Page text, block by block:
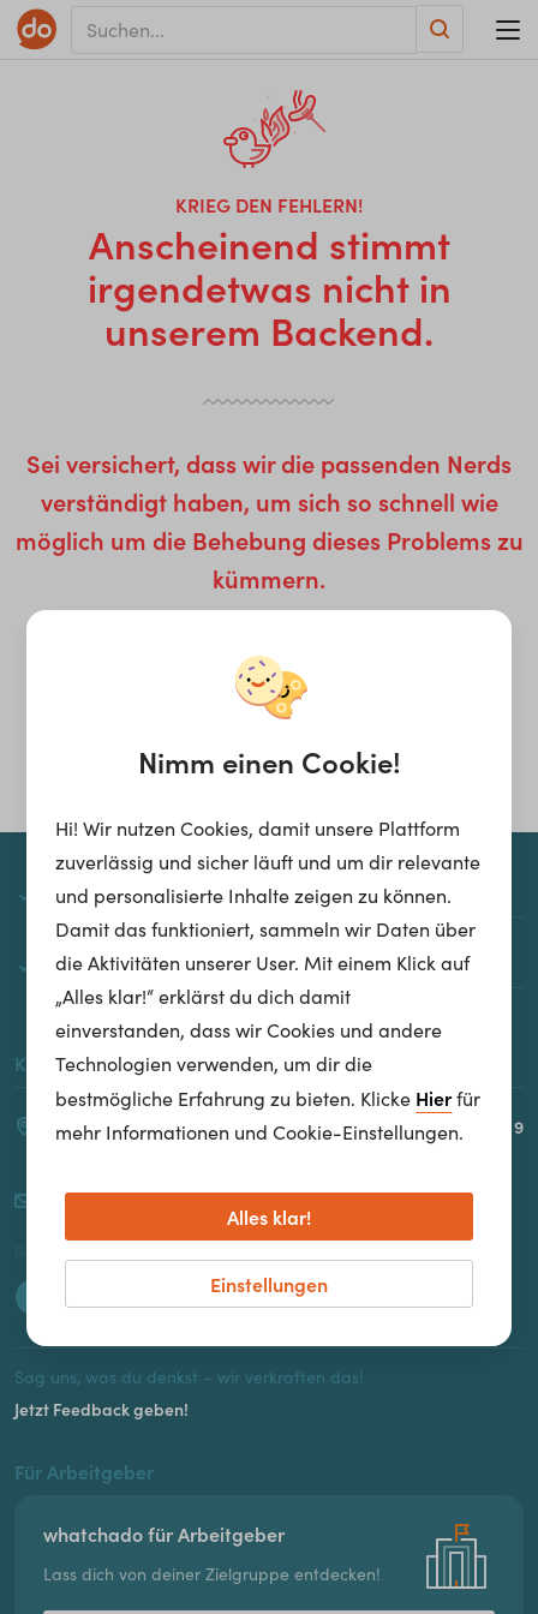
KRIEG DEN FEHLERN!
Anscheinend stimmt
irgendetwas nicht in
unserem Backend.
Sei versichert, dass wir die passenden Nerds
verständigt haben, um sich so schnell wie
möglich um die Behebung dieses Problems zu
kümmern.
whatchado
Über whatchado
Kontakt
Spaces Icon | Gertrude-Fröhlich-Sandner Straße 2-4, Turm 9
hi@whatchado.com
Sag uns, was du denkst – wir verkraften das!
Jetzt Feedback geben!
Für Arbeitgeber
whatchado für Arbeitgeber
Lass dich von deiner Zielgruppe entdecken!
Nimm einen Cookie!
Hi! Wir nutzen Cookies, damit unsere Plattform
zuverlässig und sicher läuft und um dir relevante
und personalisierte Inhalte zeigen zu können.
Damit das funktioniert, sammeln wir Daten über
die Aktivitäten unserer User. Mit einem Klick auf
„Alles klar!“ erklärst du dich damit
einverstanden, dass wir Cookies und andere
Technologien verwenden, um dir die
bestmögliche Erfahrung zu bieten. Klicke Hierfür
mehr Informationen und Cookie-Einstellungen.
Einstellungen
Alles klar!